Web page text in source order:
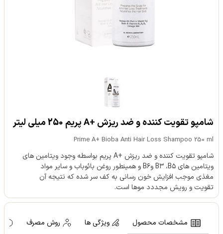
شامپو تقویت کننده و ضد ریزش +A پریم 250 میلی لیتر
Prime A+ Bioba Anti Hair Loss Shampoo 250 ml
شامپو تقویت کننده و ضد ریزش +A پریم بواسطه وجود ویتامین های
ویتامین های B۳ ،B۵ وB۶ و همینطور روغن بائوباب و سایر مواد
مغذی موجب افزایش خون رسانی به کف سر شده که نتیجه آن
تقویت و رویش مجددد موها است.
مشخصات محصول ویژگی ها روش مصرف